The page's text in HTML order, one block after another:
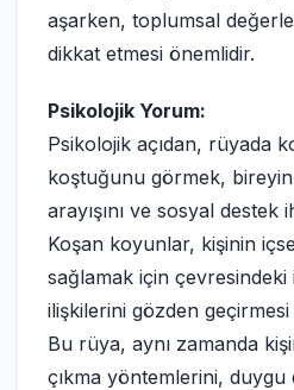
aşarken, toplumsal
dikkat etmesi önemlidir.
Psikolojik Yorum:
Psikolojik açıdan, rüyada
koştuğunu görmek,
arayışını ve sosyal destek
Koşan koyunlar, kişinin
sağlamak için
ilişkilerini gözden
Bu rüya, aynı zamanda
çıkma yöntemlerini, duygu